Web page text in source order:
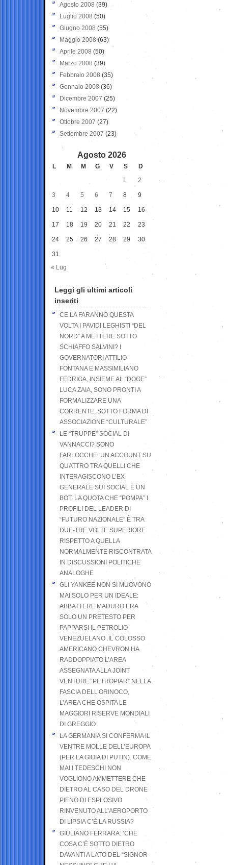
Agosto 2008 (39)
Luglio 2008 (50)
Giugno 2008 (55)
Maggio 2008(63)
Aprile 2008 (50)
Marzo 2008 (39)
Febbraio 2008 (35)
Gennaio 2008 (36)
Dicembre 2007 (25)
Novembre 2007 (22)
Ottobre 2007 (27)
Settembre 2007 (23)
Agosto 2026
L M M G V S
D
1
2
3 4 5 6 7 8 9
10 11 12 13 14 15 16
17 18 19 20 21 22 23
24 25 26 27 28 29 30
31
« Lug
Leggi gli ultimi articoli
inseriti
CE LA FARANNO QUESTA
VOLTA I PAVIDI LEGHISTI “DEL
NORD” A METTERE SOTTO
SCHIAFFO SALVINI? I
GOVERNATORI ATTILIO
FONTANA E MASSIMILIANO
FEDRIGA, INSIEME AL “DOGE”
LUCA ZAIA, SONO PRONTI A
FORMALIZZARE UNA
CORRENTE, SOTTO FORMA DI
ASSOCIAZIONE “CULTURALE”
LE “TRUPPE” SOCIAL DI
VANNACCI? SONO
FARLOCCHE: UN ACCOUNT SU
QUATTRO TRA QUELLI CHE
INTERAGISCONO L’EX
GENERALE SUI SOCIAL È UN
BOT. LA QUOTA CHE “POMPA” I
PROFILI DEL LEADER DI
“FUTURO NAZIONALE” È TRA
DUE-TRE VOLTE SUPERIORE
RISPETTO A QUELLA
NORMALMENTE RISCONTRATA
IN DISCUSSIONI POLITICHE
ANALOGHE
GLI YANKEE NON SI MUOVONO
MAI SOLO PER UN IDEALE:
ABBATTERE MADURO ERA
SOLO UN PRETESTO PER
PAPPARSI IL PETROLIO
VENEZUELANO .IL COLOSSO
AMERICANO CHEVRON HA
RADDOPPIATO L’AREA
ASSEGNATA ALLA JOINT
VENTURE “PETROPIAR” NELLA
FASCIA DELL’ORINOCO,
L’AREA CHE OSPITA LE
MAGGIORI RISERVE MONDIALI
DI GREGGIO
LA GERMANIA SI CONFERMA IL
VENTRE MOLLE DELL’EUROPA
(PER LA GIOIA DI PUTIN). COME
MAI I TEDESCHI NON
VOGLIONO AMMETTERE CHE
DIETRO AL CASO DEL DRONE
PIENO DI ESPLOSIVO
RINVENUTO ALL’AEROPORTO
DI LIPSIA C’È LA RUSSIA?
GIULIANO FERRARA: ’CHE
COSA C’È SOTTO DIETRO
DAVANTI A LATO DEL “SIGNOR